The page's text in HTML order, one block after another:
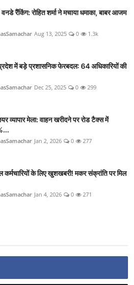
रैंकिंग: रोहित शर्मा ने मचाया धमाका, बाबर आजम
Aug 13, 2025 0 1.3k
में बड़े प्रशासनिक फेरबदल: 64 अधिकारियों की
Dec 25, 2025 0 299
व्यापार मेला: वाहन खरीदने पर रोड टैक्स में
Jan 2, 2026 0 277
कर्मचारियों के लिए खुशखबरी! मकर संक्रांति पर मिल
Jan 4, 2026 0 271